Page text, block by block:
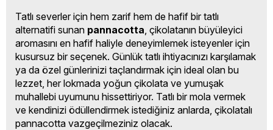
Tatlı severler için hem zarif hem de hafif bir tatlı
alternatifi sunan pannacotta , çikolatanın büyüleyici
aromasını en hafif haliyle deneyimlemek isteyenler için
kusursuz bir seçenek. Günlük tatlı ihtiyacınızı karşılamak
ya da özel günlerinizi taçlandırmak için ideal olan bu
lezzet, her lokmada yoğun çikolata ve yumuşak
muhallebi uyumunu hissettiriyor. Tatlı bir mola vermek
ve kendinizi ödüllendirmek istediğiniz anlarda, çikolatalı
pannacotta vazgeçilmeziniz olacak.